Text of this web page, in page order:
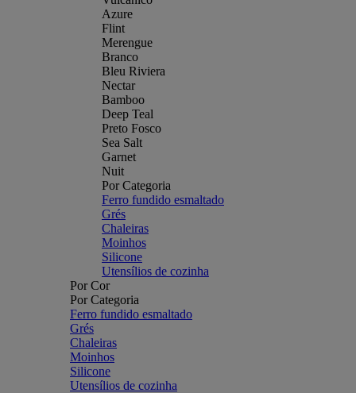
Azure
Flint
Merengue
Branco
Bleu Riviera
Nectar
Bamboo
Deep Teal
Preto Fosco
Sea Salt
Garnet
Nuit
Por Categoria
Ferro fundido esmaltado
Grés
Chaleiras
Moinhos
Silicone
Utensílios de cozinha
Por Cor
Por Categoria
Ferro fundido esmaltado
Grés
Chaleiras
Moinhos
Silicone
Utensílios de cozinha